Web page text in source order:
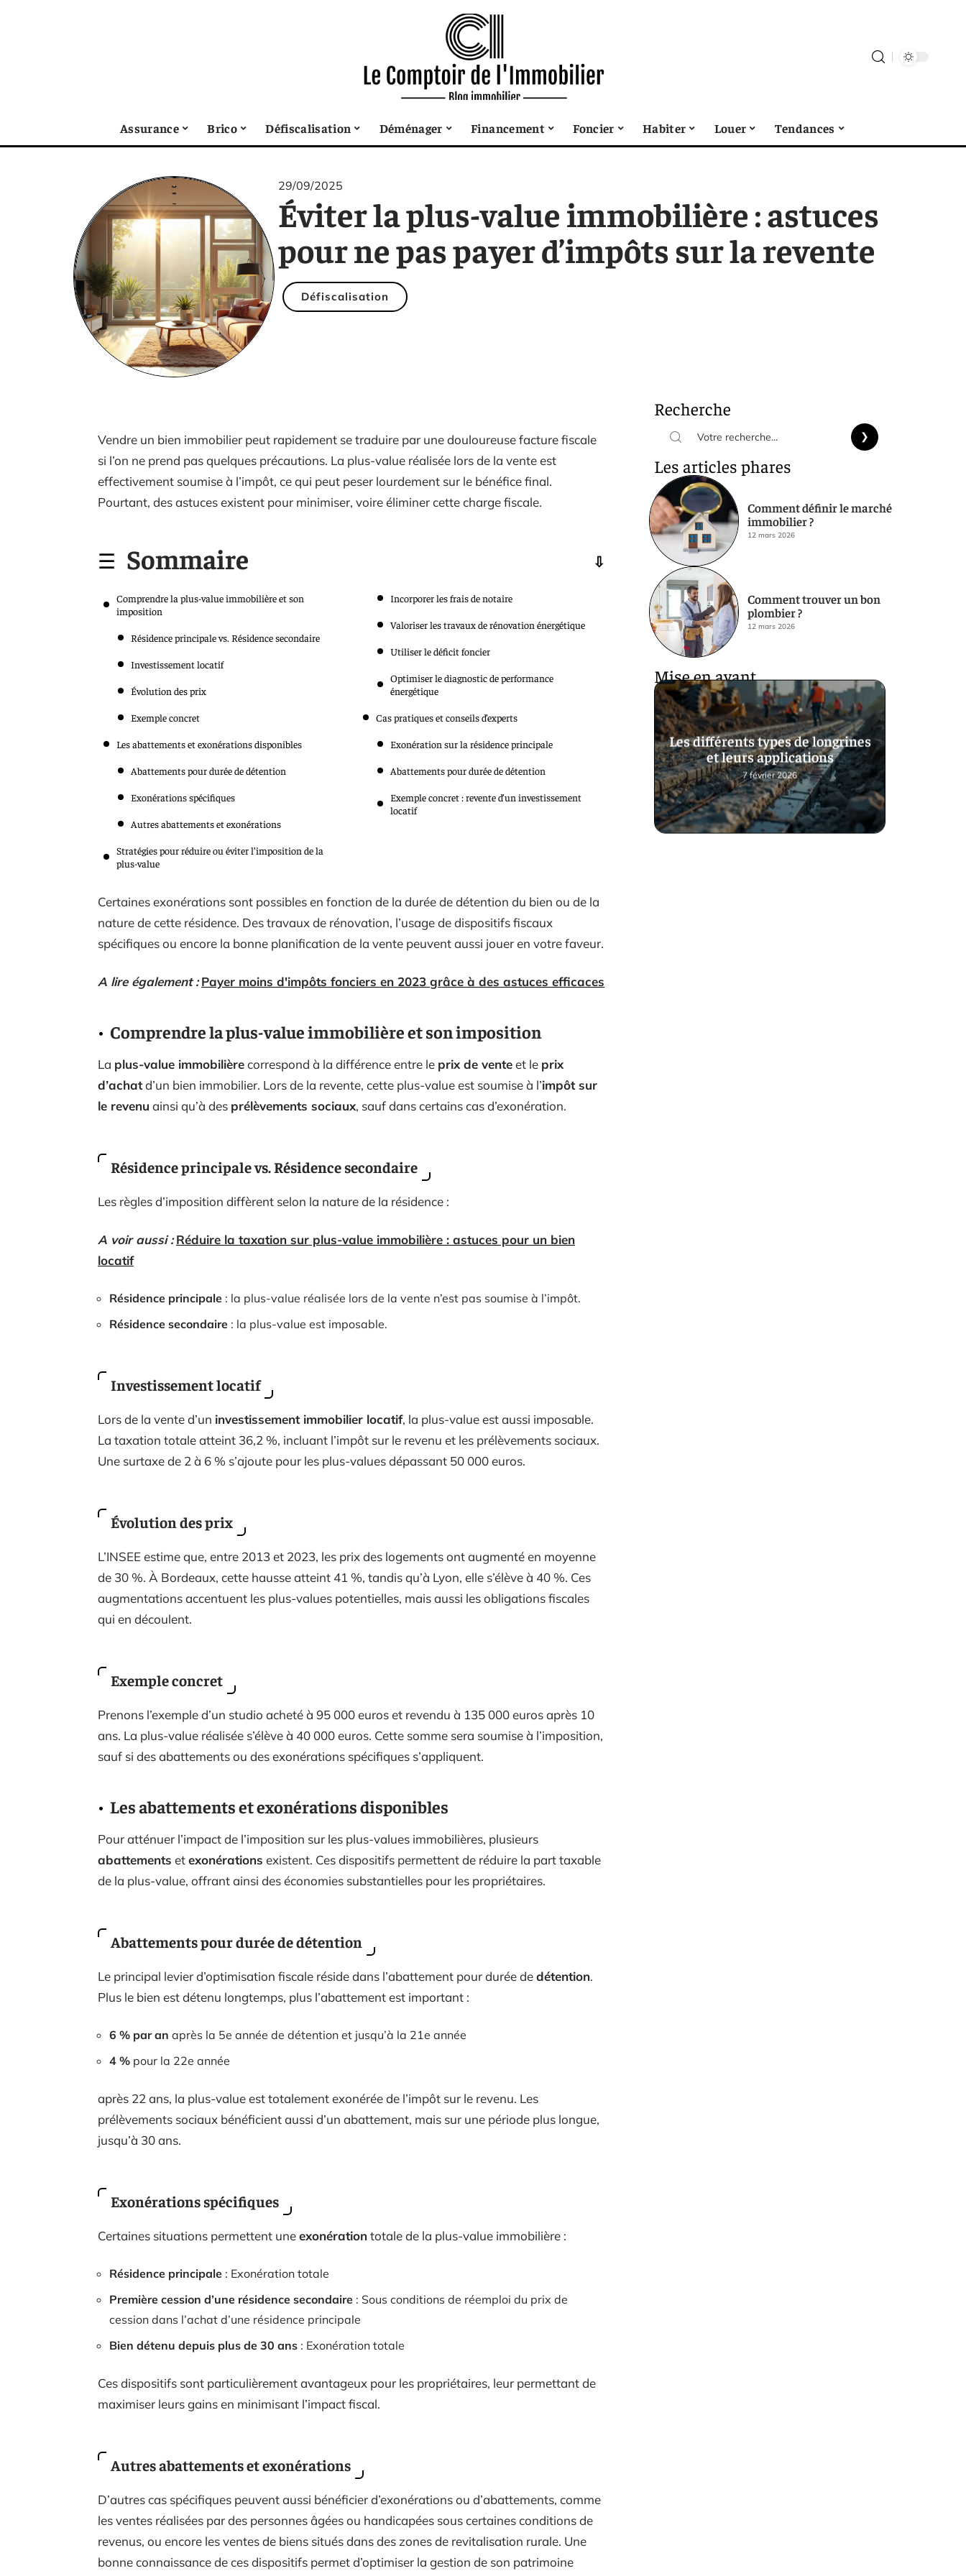
Assurance Brico Défiscalisation Déménager Financement Foncier Habiter Louer Tendances
29/09/2025
Éviter la plus-value immobilière : astuces
pour ne pas payer d’impôts sur la revente
Défiscalisation
Vendre un bien immobilier peut rapidement se traduire par une douloureuse facture fiscale
si l’on ne prend pas quelques précautions. La plus-value réalisée lors de la vente est
effectivement soumise à l’impôt, ce qui peut peser lourdement sur le bénéfice final.
Pourtant, des astuces existent pour minimiser, voire éliminer cette charge fiscale.
Sommaire
Comprendre la plus-value immobilière et son
imposition
Résidence principale vs. Résidence secondaire
Investissement locatif
Évolution des prix
Exemple concret
Les abattements et exonérations disponibles
Abattements pour durée de détention
Exonérations spécifiques
Autres abattements et exonérations
Stratégies pour réduire ou éviter l’imposition de la
plus-value
Incorporer les frais de notaire
Valoriser les travaux de rénovation énergétique
Utiliser le déficit foncier
Optimiser le diagnostic de performance
énergétique
Cas pratiques et conseils d’experts
Exonération sur la résidence principale
Abattements pour durée de détention
Exemple concret : revente d’un investissement
locatif
Certaines exonérations sont possibles en fonction de la durée de détention du bien ou de la
nature de cette résidence. Des travaux de rénovation, l’usage de dispositifs fiscaux
spécifiques ou encore la bonne planification de la vente peuvent aussi jouer en votre faveur.
A lire également : Payer moins d'impôts fonciers en 2023 grâce à des astuces efficaces
Comprendre la plus-value immobilière et son imposition
La plus-value immobilièrecorrespond à la différence entre le prix de venteet le prix
d’achatd’un bien immobilier. Lors de la revente, cette plus-value est soumise à l’impôt sur
le revenu ainsi qu’à des prélèvements sociaux, sauf dans certains cas d’exonération.
Résidence principale vs. Résidence secondaire
Les règles d’imposition diffèrent selon la nature de la résidence :
A voir aussi : Réduire la taxation sur plus-value immobilière : astuces pour un bien
locatif
Résidence principale : la plus-value réalisée lors de la vente n’est pas soumise à l’impôt.
Résidence secondaire : la plus-value est imposable.
Investissement locatif
Lors de la vente d’un investissement immobilier locatif, la plus-value est aussi imposable.
La taxation totale atteint 36,2 %, incluant l’impôt sur le revenu et les prélèvements sociaux.
Une surtaxe de 2 à 6 % s’ajoute pour les plus-values dépassant 50 000 euros.
Évolution des prix
L’INSEE estime que, entre 2013 et 2023, les prix des logements ont augmenté en moyenne
de 30 %. À Bordeaux, cette hausse atteint 41 %, tandis qu’à Lyon, elle s’élève à 40 %. Ces
augmentations accentuent les plus-values potentielles, mais aussi les obligations fiscales
qui en découlent.
Exemple concret
Prenons l’exemple d’un studio acheté à 95 000 euros et revendu à 135 000 euros après 10
ans. La plus-value réalisée s’élève à 40 000 euros. Cette somme sera soumise à l’imposition,
sauf si des abattements ou des exonérations spécifiques s’appliquent.
Les abattements et exonérations disponibles
Pour atténuer l’impact de l’imposition sur les plus-values immobilières, plusieurs
abattements etexonérations existent. Ces dispositifs permettent de réduire la part taxable
de la plus-value, offrant ainsi des économies substantielles pour les propriétaires.
Abattements pour durée de détention
Le principal levier d’optimisation fiscale réside dans l’abattement pour durée dedétention.
Plus le bien est détenu longtemps, plus l’abattement est important :
6 % par an après la 5e année de détention et jusqu’à la 21e année
4 % pour la 22e année
après 22 ans, la plus-value est totalement exonérée de l’impôt sur le revenu. Les
prélèvements sociaux bénéficient aussi d’un abattement, mais sur une période plus longue,
jusqu’à 30 ans.
Exonérations spécifiques
Certaines situations permettent uneexonérationtotale de la plus-value immobilière :
Résidence principale : Exonération totale
Première cession d’une résidence secondaire : Sous conditions de réemploi du prix de
cession dans l’achat d’une résidence principale
Bien détenu depuis plus de 30 ans : Exonération totale
Ces dispositifs sont particulièrement avantageux pour les propriétaires, leur permettant de
maximiser leurs gains en minimisant l’impact fiscal.
Autres abattements et exonérations
D’autres cas spécifiques peuvent aussi bénéficier d’exonérations ou d’abattements, comme
les ventes réalisées par des personnes âgées ou handicapées sous certaines conditions de
revenus, ou encore les ventes de biens situés dans des zones de revitalisation rurale. Une
bonne connaissance de ces dispositifs permet d’optimiser la gestion de son patrimoine
Recherche
Les articles phares
Comment définir le marché
immobilier ?
12 mars 2026
Comment trouver un bon
plombier ?
12 mars 2026
Mise en avant
Les différents types de longrines
et leurs applications
7 février 2026